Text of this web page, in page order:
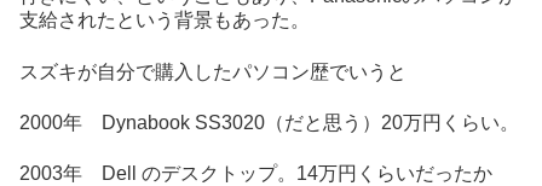
支給されたという背景もあった。
スズキが自分で購入したパソコン歴でいうと
2000年 Dynabook SS3020（だと思う）20万円くらい。
2003年 Dell のデスクトップ。14万円くらいだったか